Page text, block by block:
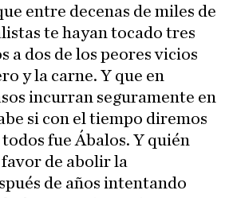
entre decenas de miles de
te hayan tocado tres
a dos de los peores vicios
y la carne. Y que en
incurran seguramente en
si con el tiempo diremos
fue Ábalos. Y quién
de abolir la
de años intentando